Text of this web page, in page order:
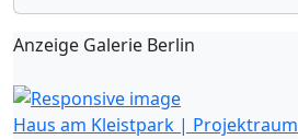
Anzeige Galerie Berlin
Haus am Kleistpark | Projektraum